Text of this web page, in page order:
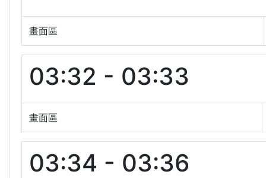
畫面區
03:32 - 03:33
畫面區
03:34 - 03:36